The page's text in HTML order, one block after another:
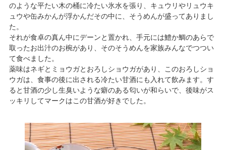
のような平たい木の桶に冷たい氷水を張り、キュウリやリュウキ
ュウや缶みかんが浮かんだその中に、そうめんが盛ってありまし
た。
それが食卓の真ん中にデーンと置かれ、手元には鱧か鯛のあらで
取ったお出汁のお椀があり、そのそうめんを家族みんなでつつい
て食べました。
薬味はネギとミョウガとおろしショウガがあり、このおろしショ
ウガは、食事の後に出される冷たい甘酒にも入れて飲みます。す
ると甘酒の少し生臭いような癖のある匂いが和らいで、後味がス
ッキリしてマークはこの甘酒が好きでした。